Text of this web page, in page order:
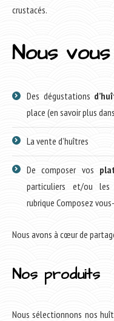
crustacés.
Nous
Des dégustations
place (en savoir plus
La vente d’huîtres
De composer vos
particuliers et/ou
rubrique Composez
Nous avons à cœur de
Nos produits
Nous sélectionnons nos